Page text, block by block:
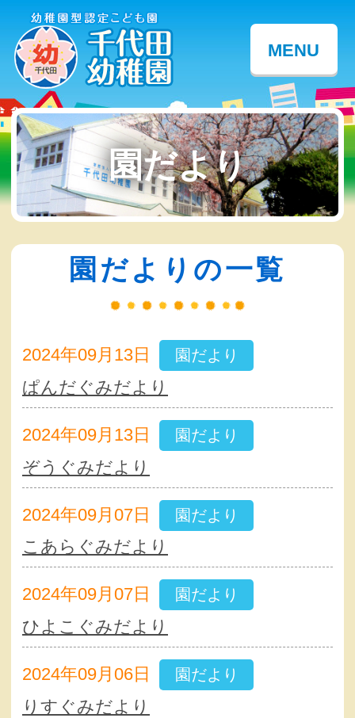
MENU
園だより
園だよりの一覧
2024年09月13日 園だより
ぱんだぐみだより
2024年09月13日 園だより
ぞうぐみだより
2024年09月07日 園だより
こあらぐみだより
2024年09月07日 園だより
ひよこぐみだより
2024年09月06日 園だより
りすぐみだより